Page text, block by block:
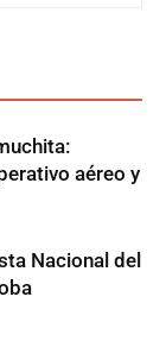
aéreo y
Nacional del